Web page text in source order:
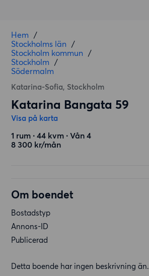
Hem /
Stockholms län /
Stockholm kommun /
Stockholm /
Södermalm
Katarina-Sofia, Stockholm
Katarina Bangata 59
Visa på karta
1 rum ∙ 44 kvm ∙ Vån 4
8 300 kr/mån
Om boendet
Bostadstyp
Annons-ID
Publicerad
Detta boende har ingen beskrivning än.